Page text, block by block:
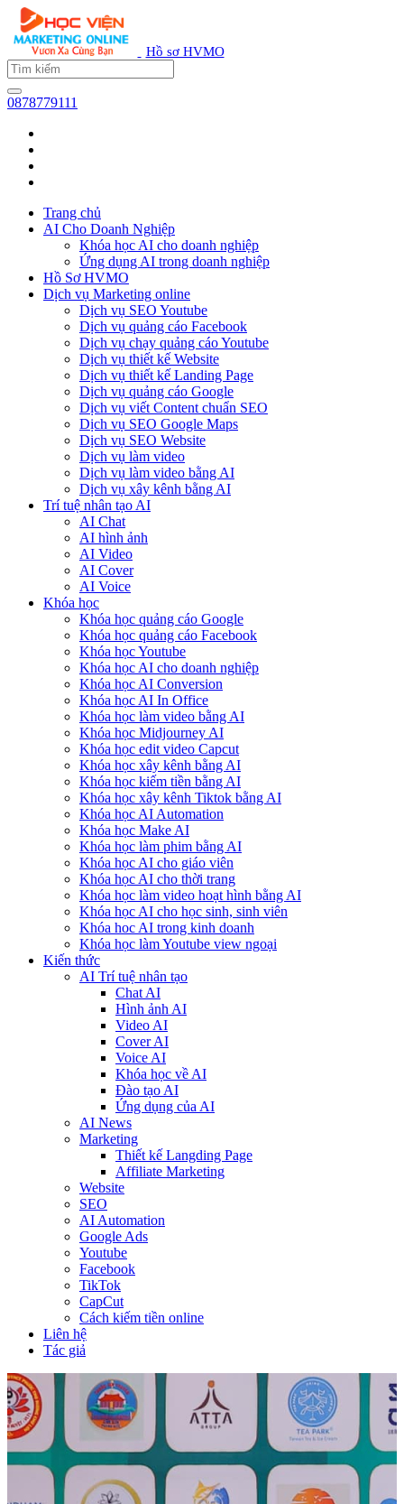
Hồ sơ HVMO
0878779111
Trang chủ
AI Cho Doanh Nghiệp
Khóa học AI cho doanh nghiệp
Ứng dụng AI trong doanh nghiệp
Hồ Sơ HVMO
Dịch vụ Marketing online
Dịch vụ SEO Youtube
Dịch vụ quảng cáo Facebook
Dịch vụ chạy quảng cáo Youtube
Dịch vụ thiết kế Website
Dịch vụ thiết kế Landing Page
Dịch vụ quảng cáo Google
Dịch vụ viết Content chuẩn SEO
Dịch vụ SEO Google Maps
Dịch vụ SEO Website
Dịch vụ làm video
Dịch vụ làm video bằng AI
Dịch vụ xây kênh bằng AI
Trí tuệ nhân tạo AI
AI Chat
AI hình ảnh
AI Video
AI Cover
AI Voice
Khóa học
Khóa học quảng cáo Google
Khóa học quảng cáo Facebook
Khóa học Youtube
Khóa học AI cho doanh nghiệp
Khóa học AI Conversion
Khóa học AI In Office
Khóa học làm video bằng AI
Khóa học Midjourney AI
Khóa học edit video Capcut
Khóa học xây kênh bằng AI
Khóa học kiếm tiền bằng AI
Khóa học xây kênh Tiktok bằng AI
Khóa học AI Automation
Khóa học Make AI
Khóa học làm phim bằng AI
Khóa học AI cho giáo viên
Khóa học AI cho thời trang
Khóa học làm video hoạt hình bằng AI
Khóa học AI cho học sinh, sinh viên
Khóa hoc AI trong kinh doanh
Khóa học làm Youtube view ngoại
Kiến thức
AI Trí tuệ nhân tạo
Chat AI
Hình ảnh AI
Video AI
Cover AI
Voice AI
Khóa học về AI
Đào tạo AI
Ứng dụng của AI
AI News
Marketing
Thiết kế Langding Page
Affiliate Marketing
Website
SEO
AI Automation
Google Ads
Youtube
Facebook
TikTok
CapCut
Cách kiếm tiền online
Liên hệ
Tác giả